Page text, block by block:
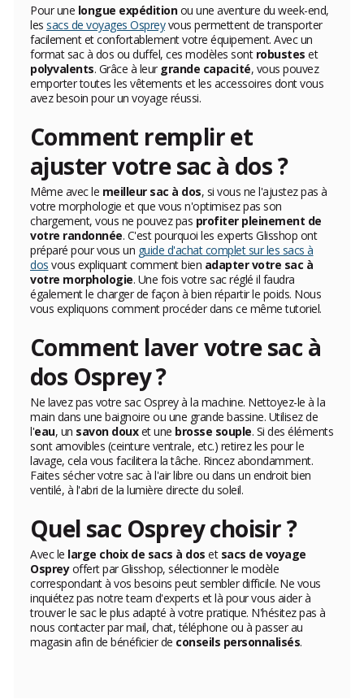
Pour une longue expéditionou une aventure du week-end,
les sacs de voyages Ospreyvous permettent de transporter
facilement et confortablement votre équipement. Avec un
format sac à dos ou duffel, ces modèles sont robustes et
polyvalents. Grâce à leur grande capacité, vous pouvez
emporter toutes les vêtements et les accessoires dont vous
avez besoin pour un voyage réussi.
Comment remplir et
ajuster votre sac à dos ?
Même avec le meilleur sac à dos, si vous ne l'ajustez pas à
votre morphologie et que vous n'optimisez pas son
chargement, vous ne pouvez pas profiter pleinement de
votre randonnée. C'est pourquoi les experts Glisshop ont
préparé pour vous un guide d'achat complet sur les sacs à
dos vous expliquant comment bien adapter votre sac à
votre morphologie. Une fois votre sac réglé il faudra
également le charger de façon à bien répartir le poids. Nous
vous expliquons comment procéder dans ce même tutoriel.
Comment laver votre sac à
dos Osprey ?
Ne lavez pas votre sac Osprey à la machine. Nettoyez-le à la
main dans une baignoire ou une grande bassine. Utilisez de
l'eau, un savon douxet une brosse souple. Si des éléments
sont amovibles (ceinture ventrale, etc.) retirez les pour le
lavage, cela vous facilitera la tâche. Rincez abondamment.
Faites sécher votre sac à l'air libre ou dans un endroit bien
ventilé, à l'abri de la lumière directe du soleil.
Quel sac Osprey choisir ?
Avec le large choix de sacs à dos et sacs de voyage
Ospreyoffert par Glisshop, sélectionner le modèle
correspondant à vos besoins peut sembler difficile. Ne vous
inquiétez pas notre team d'experts et là pour vous aider à
trouver le sac le plus adapté à votre pratique. N'hésitez pas à
nous contacter par mail, chat, téléphone ou à passer au
magasin afin de bénéficier de conseils personnalisés.